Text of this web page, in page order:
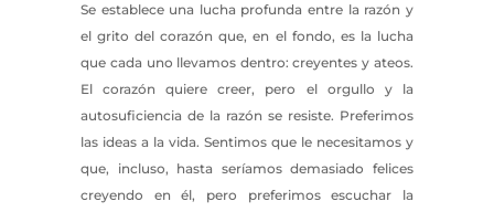
Se establece una lucha profunda entre la razón y
el grito del corazón que, en el fondo, es la lucha
que cada uno llevamos dentro: creyentes y ateos.
El corazón quiere creer, pero el orgullo y la
autosuficiencia de la razón se resiste. Preferimos
las ideas a la vida. Sentimos que le necesitamos y
que, incluso, hasta seríamos demasiado felices
creyendo en él, pero preferimos escuchar la